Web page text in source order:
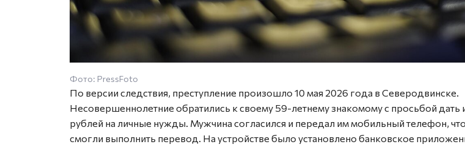
Фото: PressFoto
По версии следствия, преступление произошло 10 мая 2026 года в Северодвинске.
Несовершеннолетние обратились к своему 59-летнему знакомому с просьбой дать
рублей на личные нужды. Мужчина согласился и передал им мобильный телефон,
смогли выполнить перевод. На устройстве было установлено банковское